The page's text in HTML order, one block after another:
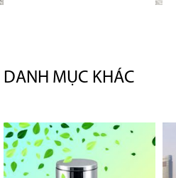
DANH MỤC KHÁC